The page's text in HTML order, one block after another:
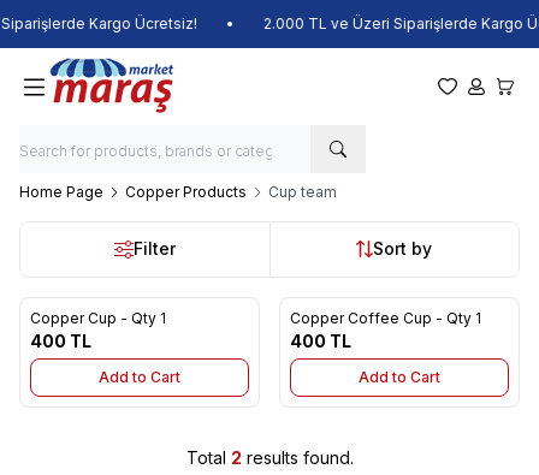
Kargo Ücretsiz! • 2.000 TL ve Üzeri Siparişlerde Kargo
My Favorites
My My
Home Page Copper Products Cup team
Filter Sort by
New
Add to Favorites
Copper Cup - Qty 1
400 TL
Add to Cart
New
Add to Favorites
Copper Coffee Cup - Qty 1
400 TL
Add to Cart
Total 2 results found.